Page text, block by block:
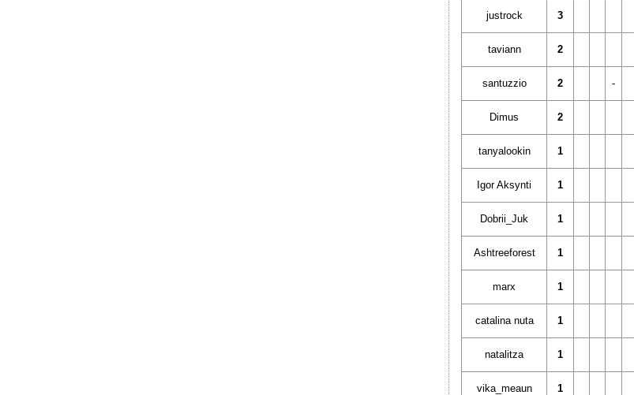
justrock 3
taviann 2
santuzzio 2 -
Dimus 2
tanyalookin 1
Igor Aksynti 1
Dobrii_Juk 1
Ashtreeforest 1
marx 1
catalina nuta 1
natalitza 1
vika_meaun 1